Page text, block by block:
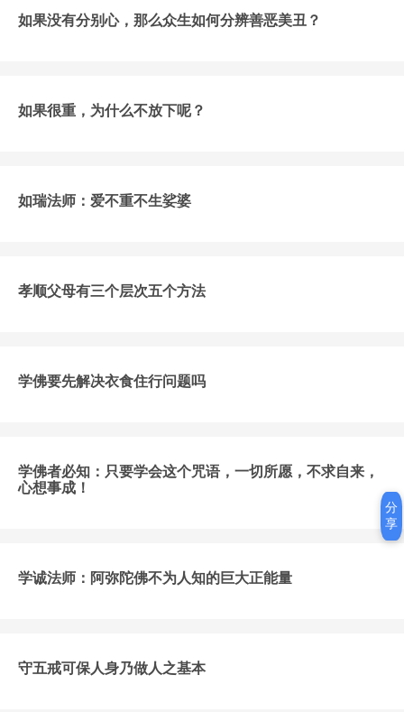
如果没有分别心，那么众生如何分辨善恶美丑？
如果很重，为什么不放下呢？
如瑞法师：爱不重不生娑婆
孝顺父母有三个层次五个方法
学佛要先解决衣食住行问题吗
学佛者必知：只要学会这个咒语，一切所愿，不求自来，
心想事成！
学诚法师：阿弥陀佛不为人知的巨大正能量
守五戒可保人身乃做人之基本
分
享